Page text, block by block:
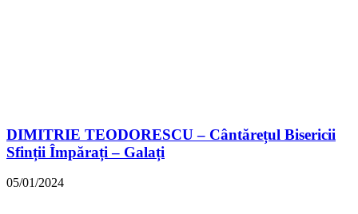
DIMITRIE TEODORESCU – Cântărețul Bisericii
Sfinții Împărați – Galați
05/01/2024